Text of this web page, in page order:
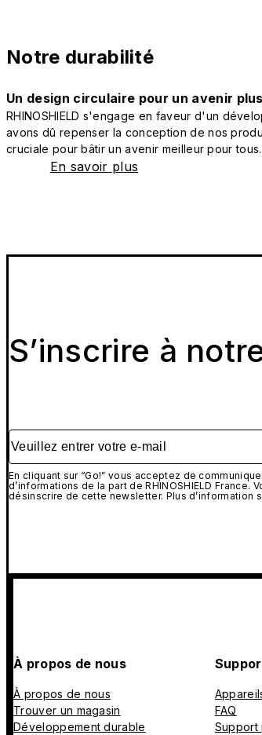
Notre durabilité
Un design circulaire pour un avenir
RHINOSHIELD s'engage en faveur d'un
avons dû repenser la conception de nos
cruciale pour bâtir un avenir meilleur pour tous.
En savoir plus
S’inscrire à
Veuillez entrer votre e-mail
En cliquant sur “Go!” vous acceptez de
d’informations de la part de RHINOSHIELD France.
désinscrire de cette newsletter. Plus d’information
À propos de nous
À propos de nous
Trouver un magasin
Développement durable
FAQ
Support